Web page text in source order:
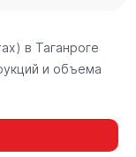
в Таганроге
и объема